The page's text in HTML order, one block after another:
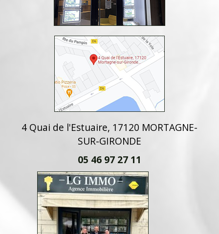
4 Quai de l'Estuaire, 17120 MORTAGNE-
SUR-GIRONDE
05 46 97 27 11